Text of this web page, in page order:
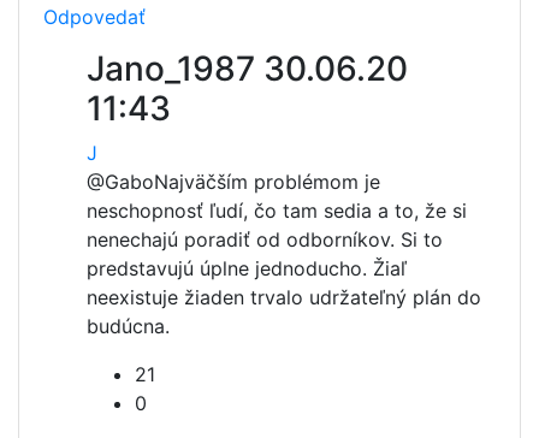
Odpovedať
Jano_1987 30.06.20
11:43
J
@GaboNajväčším problémom je
neschopnosť ľudí, čo tam sedia a to, že si
nenechajú poradiť od odborníkov. Si to
predstavujú úplne jednoducho. Žiaľ
neexistuje žiaden trvalo udržateľný plán do
budúcna.
21
0